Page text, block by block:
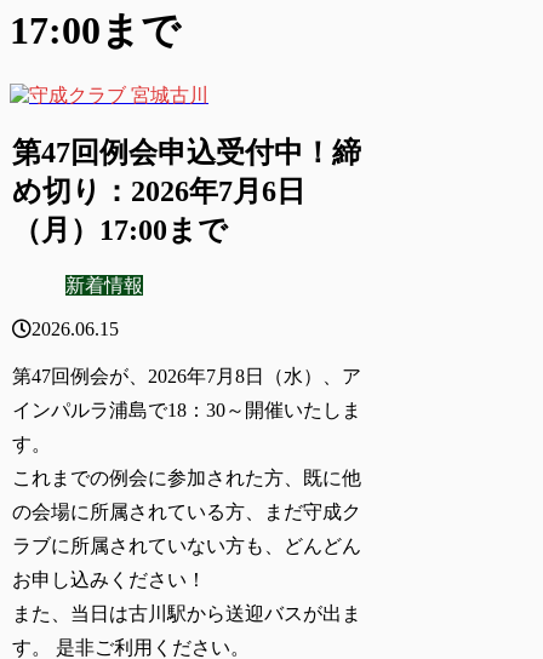
17:00まで
第47回例会申込受付中！締
め切り：2026年7月6日
（月）17:00まで
新着情報
2026.06.15
第47回例会が、2026年7月8日（水）、ア
インパルラ浦島で18：30～開催いたしま
す。
これまでの例会に参加された方、既に他
の会場に所属されている方、まだ守成ク
ラブに所属されていない方も、どんどん
お申し込みください！
また、当日は古川駅から送迎バスが出ま
す。 是非ご利用ください。